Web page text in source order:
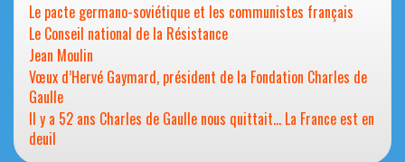
Le pacte germano-soviétique et les communistes français
Le Conseil national de la Résistance
Jean Moulin
Vœux d’Hervé Gaymard, président de la Fondation Charles de
Gaulle
Il y a 52 ans Charles de Gaulle nous quittait… La France est en
deuil